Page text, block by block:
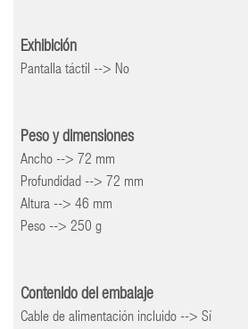
Exhibición
Pantalla táctil --> No
Peso y dimensiones
Ancho --> 72 mm
Profundidad --> 72 mm
Altura --> 46 mm
Peso --> 250 g
Contenido del embalaje
Cable de alimentación incluido --> Sí